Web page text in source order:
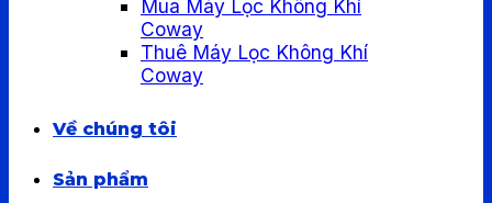
Mua Máy Lọc Không Khí
Coway
Thuê Máy Lọc Không Khí
Coway
Về chúng tôi
Sản phẩm